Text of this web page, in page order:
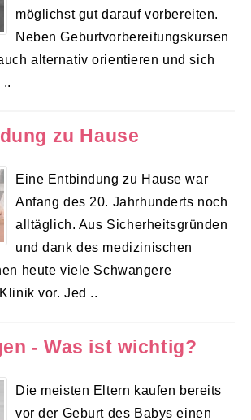
möglichst gut darauf vorbereiten.
Neben Geburtvorbereitungskursen
alternativ orientieren und sich
zu Hause
Eine Entbindung zu Hause war
Anfang des 20. Jahrhunderts noch
alltäglich. Aus Sicherheitsgründen
und dank des medizinischen
heute viele Schwangere
vor. Jed ..
- Was ist wichtig?
Die meisten Eltern kaufen bereits
vor der Geburt des Babys einen